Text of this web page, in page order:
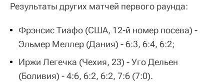
Результаты других матчей первого раунда:
Фрэнсис Тиафо (США, 12-й номер посева) -
Эльмер Меллер (Дания) - 6:3, 6:4, 6:2;
Иржи Легечка (Чехия, 23) - Уго Дельен
(Боливия) - 4:6, 6:2, 6:2, 7:6 (7:0).